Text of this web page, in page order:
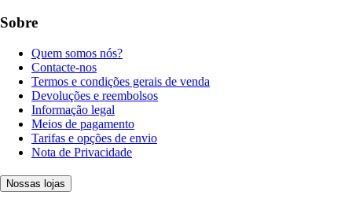
Sobre
Quem somos nós?
Contacte-nos
Termos e condições gerais de venda
Devoluções e reembolsos
Informação legal
Meios de pagamento
Tarifas e opções de envio
Nota de Privacidade
Nossas lojas